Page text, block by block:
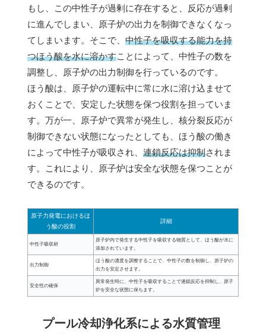
もし、この中性子が過剰に存在すると、反応が過剰
に進んでしまい、原子炉の出力を制御できなくなっ
てしまいます。そこで、 中性子を吸収する能力を持
つほう酸を水に溶かすことによって、中性子の数を
調整し、原子炉の出力制御を行っているのです。
ほう酸は、原子炉の運転中に常に水に溶け込ませて
おくことで、安定した状態を保つ役割を担っていま
す。万が一、原子炉で異常が発生し、核分裂反応が
制御できない状態になったとしても、ほう酸の働き
によって中性子が吸収され、 連鎖反応は抑制されま
す。これにより、原子炉は安全な状態を保つことが
できるのです。
原子力発電におけるほ
う酸の役割
詳細
中性子吸収材
原子炉内で発生する中性子を吸収する物質として、ほう酸が水に
添加されています。
出力制御
ほう酸の濃度を調整することで、中性子の数を制御し、原子炉の
出力を安定させます。
安全性の確保
異常発生時に、中性子を吸収することで連鎖反応を抑制し、原子
炉を安全な状態に保ちます。
プール冷却浄化系による水質管理